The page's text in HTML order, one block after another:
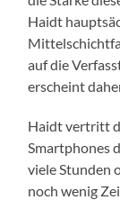
Haidt
auf die
erscheint
Haidt vertritt
Smartphones
viele Stunden
noch wenig